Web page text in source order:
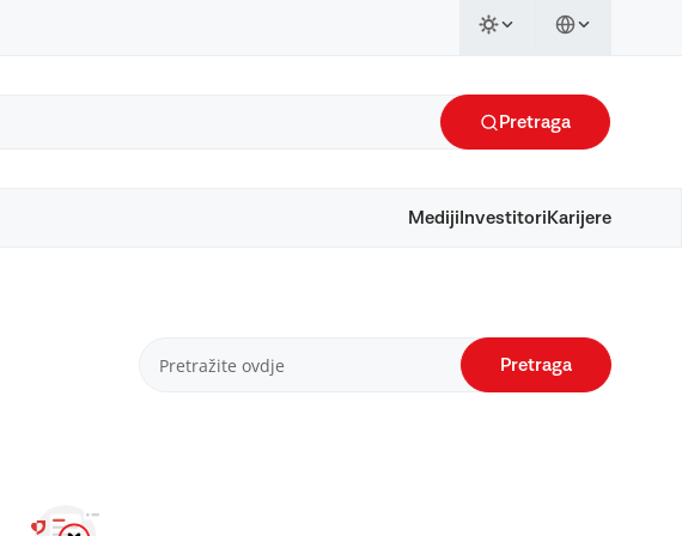
Pretraga
Mediji Investitori Karijere
Pretraga